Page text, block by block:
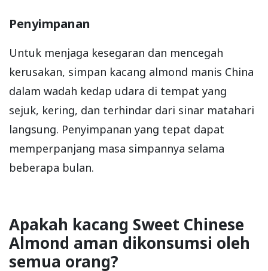
Penyimpanan
Untuk menjaga kesegaran dan mencegah
kerusakan, simpan kacang almond manis China
dalam wadah kedap udara di tempat yang
sejuk, kering, dan terhindar dari sinar matahari
langsung. Penyimpanan yang tepat dapat
memperpanjang masa simpannya selama
beberapa bulan.
Apakah kacang Sweet Chinese
Almond aman dikonsumsi oleh
semua orang?